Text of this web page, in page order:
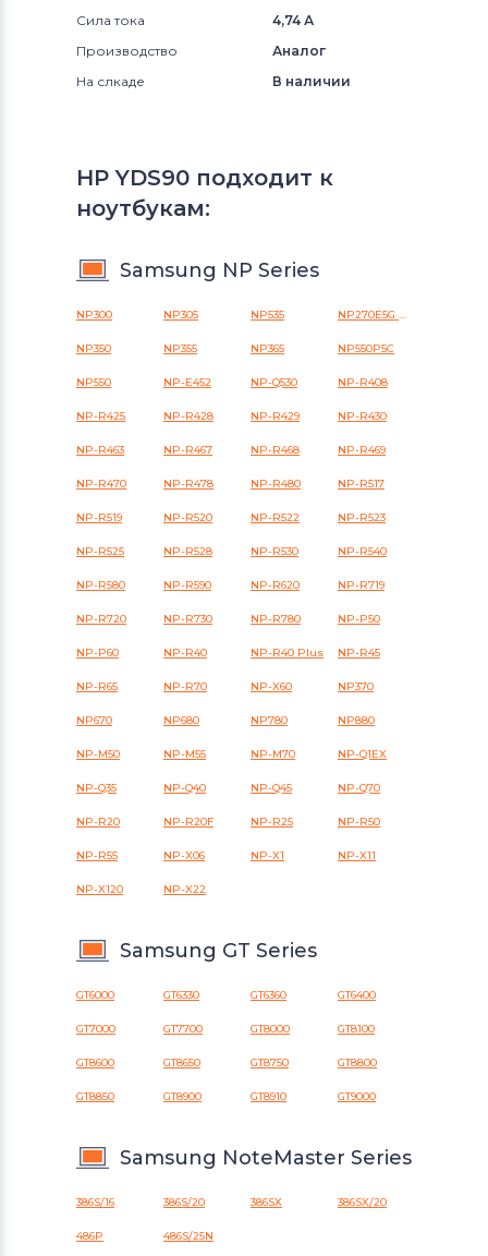
Сила тока
4,74 А
Производство
Аналог
На слкаде
В наличии
HP YDS90 подходит к
ноутбукам:
Samsung NP Series
NP300 NP305 NP535 NP270E5G ATIV Book 2
NP350 NP355 NP365 NP550P5C
NP550 NP-E452 NP-Q530 NP-R408
NP-R425 NP-R428 NP-R429 NP-R430
NP-R463 NP-R467 NP-R468 NP-R469
NP-R470 NP-R478 NP-R480 NP-R517
NP-R519 NP-R520 NP-R522 NP-R523
NP-R525 NP-R528 NP-R530 NP-R540
NP-R580 NP-R590 NP-R620 NP-R719
NP-R720 NP-R730 NP-R780 NP-P50
NP-P60 NP-R40 NP-R40 Plus NP-R45
NP-R65 NP-R70 NP-X60 NP370
NP670 NP680 NP780 NP880
NP-M50 NP-M55 NP-M70 NP-Q1EX
NP-Q35 NP-Q40 NP-Q45 NP-Q70
NP-R20 NP-R20F NP-R25 NP-R50
NP-R55 NP-X06 NP-X1 NP-X11
NP-X120 NP-X22
Samsung GT Series
GT6000 GT6330 GT6360 GT6400
GT7000 GT7700 GT8000 GT8100
GT8600 GT8650 GT8750 GT8800
GT8850 GT8900 GT8910 GT9000
Samsung NoteMaster Series
386S/16 386S/20 386SX 386SX/20
486P 486S/25N